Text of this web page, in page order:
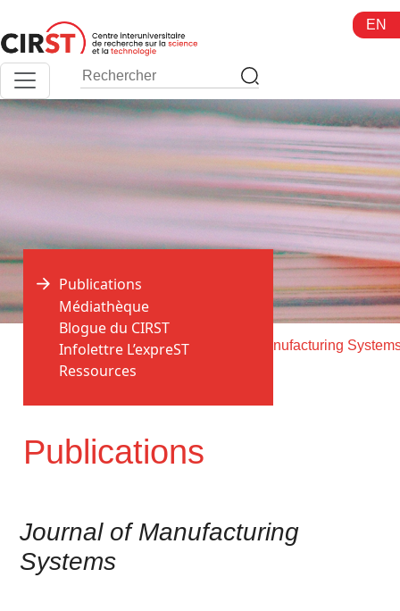
au
contenu
EN
Accueil > Publications > Journal of Manufacturing
Publications
Publications
Médiathèque
Blogue du CIRST
Infolettre L’expreST
Ressources
Journal of Manufacturing
Systems